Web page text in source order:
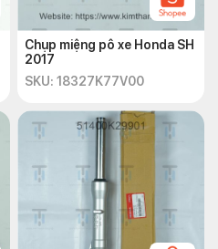
Chụp miệng pô xe Honda SH
2017
SKU: 18327K77V00